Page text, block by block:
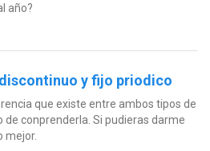
año?
y fijo priodico
que existe entre ambos tipos de
conprenderla. Si pudieras darme
mejor.